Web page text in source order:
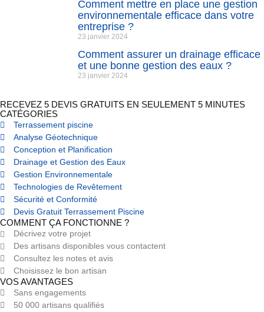
Comment mettre en place une gestion
environnementale efficace dans votre
entreprise ?
23 janvier 2024
Comment assurer un drainage efficace
et une bonne gestion des eaux ?
23 janvier 2024
RECEVEZ 5 DEVIS GRATUITS EN SEULEMENT 5 MINUTES
CATÉGORIES
Terrassement piscine
Analyse Géotechnique
Conception et Planification
Drainage et Gestion des Eaux
Gestion Environnementale
Technologies de Revêtement
Sécurité et Conformité
Devis Gratuit Terrassement Piscine
COMMENT ÇA FONCTIONNE ?
Décrivez votre projet
Des artisans disponibles vous contactent
Consultez les notes et avis
Choisissez le bon artisan
VOS AVANTAGES
Sans engagements
50 000 artisans qualifiés